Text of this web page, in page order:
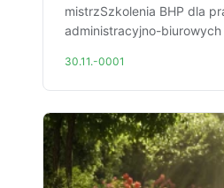
mistrzSzkolenia BHP dla
administracyjno-
30.11.-0001